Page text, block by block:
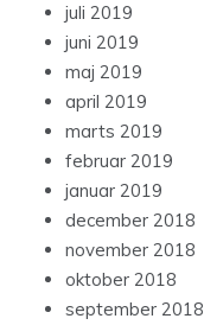
juli 2019
juni 2019
maj 2019
april 2019
marts 2019
februar 2019
januar 2019
december 2018
november 2018
oktober 2018
september 2018